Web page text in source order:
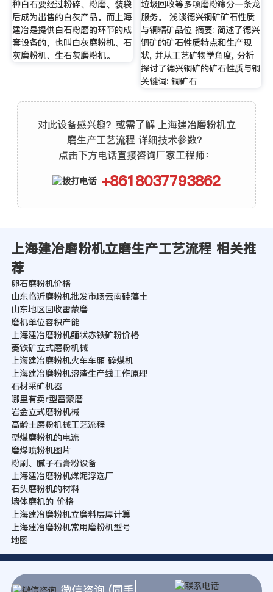
种白石要经过粉碎、粉磨、装袋
后成为出售的白灰产品。而上海
建冶是提供白石粉磨的环节的成
套设备的，也叫白灰磨粉机、石
灰磨粉机、生石灰磨粉机。
垃圾回收等多项磨粉筛分一条龙
服务。 浅谈德兴铜矿矿石性质
与铜精矿品位 摘要: 简述了德兴
铜矿的矿石性质特点和生产现
状, 并从工艺矿物学角度, 分析
探讨了德兴铜矿的矿石性质与铜
关键词: 铜矿石
对此设备感兴趣？或需了解 上海建冶磨粉机立
磨生产工艺流程 详细技术参数？
点击下方电话直接咨询厂家工程师：
+8618037793862
上海建冶磨粉机立磨生产工艺流程 相关推
荐
卵石磨粉机价格
山东临沂磨粉机批发市场云南硅藻土
山东地区回收雷蒙磨
磨机单位容积产能
上海建冶磨粉机鲕状赤铁矿粉价格
菱铁矿立式磨粉机械
上海建冶磨粉机火车车厢 碎煤机
上海建冶磨粉机溶渣生产线工作原理
石材采矿机器
哪里有卖r型雷蒙磨
岩金立式磨粉机械
高龄土磨粉机械工艺流程
型煤磨粉机的电流
磨煤喷粉机图片
粉刷、腻子石膏粉设备
上海建冶磨粉机煤泥浮选厂
石头磨粉机的材料
墙体磨机的 价格
上海建冶磨粉机立磨料层厚计算
上海建冶磨粉机常用磨粉机型号
地图